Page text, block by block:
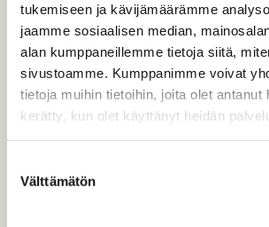
tukemiseen ja kävijämäärämme
jaamme sosiaalisen median,
alan kumppaneillemme tietoja siitä,
sivustoamme. Kumppanimme voivat
tietoja muihin tietoihin, joita olet antanut
kerätty, kun olet käyttänyt heidän
valinta
Välttämätön